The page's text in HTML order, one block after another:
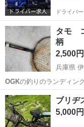
ドライバ
タモ
柄
2,500円
兵庫県
OGK
兵庫 伊丹市 その他
ブリヂ
5,000円